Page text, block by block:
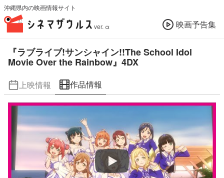
沖縄県内の映画情報サイト
ver. α 映画予告集
『ラブライブ!サンシャイン!!The School Idol
Movie Over the Rainbow』4DX
上映情報 作品情報